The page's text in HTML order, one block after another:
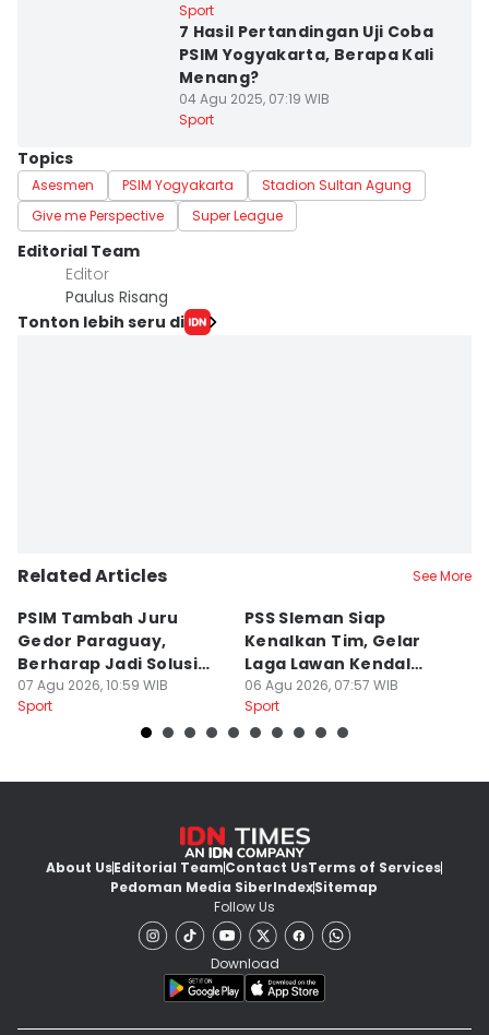
Sport
7 Hasil Pertandingan Uji Coba
PSIM Yogyakarta, Berapa Kali
Menang?
04 Agu 2025, 07:19 WIB
Sport
Topics
Asesmen PSIM Yogyakarta
Stadion Sultan Agung
Give me Perspective
Super League
Editorial Team
Editor
Paulus Risang
Tonton lebih seru di
Related Articles See More
PSIM Tambah Juru
Gedor Paraguay,
Berharap Jadi Solusi
Minimnya Pencetak Gol
07 Agu 2026, 10:59 WIB
Sport
PSS Sleman Siap
Kenalkan Tim, Gelar
Laga Lawan Kendal
Tornado FC
06 Agu 2026, 07:57 WIB
Sport
About UsEditorial TeamContact UsTerms of Services
Pedoman Media SiberIndexSitemap
Follow Us
Download